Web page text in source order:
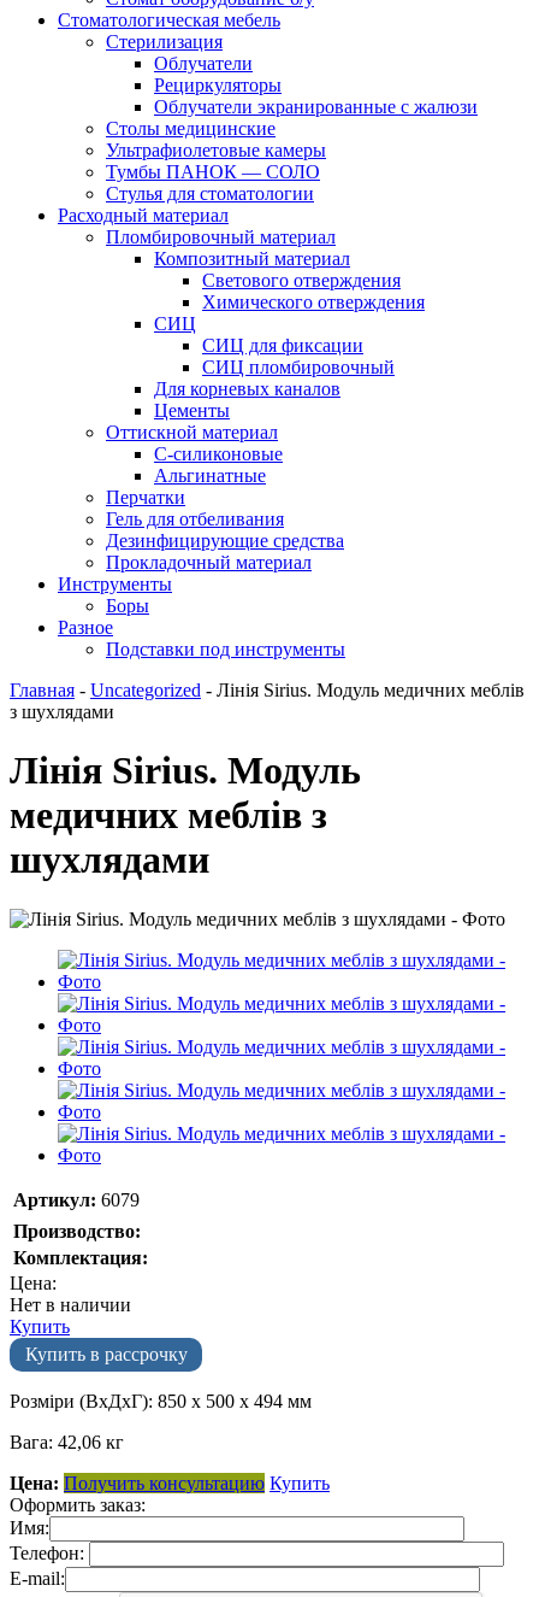
Стоматологическая мебель
Стерилизация
Облучатели
Рециркуляторы
Облучатели экранированные с жалюзи
Столы медицинские
Ультрафиолетовые камеры
Тумбы ПАНОК — СОЛО
Стулья для стоматологии
Расходный материал
Пломбировочный материал
Композитный материал
Светового отверждения
Химического отверждения
СИЦ
СИЦ для фиксации
СИЦ пломбировочный
Для корневых каналов
Цементы
Оттискной материал
С-силиконовые
Альгинатные
Перчатки
Гель для отбеливания
Дезинфицирующие средства
Прокладочный материал
Инструменты
Боры
Разное
Подставки под инструменты
Главная - Uncategorized - Лінія Sirius. Модуль медичних меблів
з шухлядами
Лінія Sirius. Модуль
медичних меблів з
шухлядами
Артикул: 6079
Производство:
Комплектация:
Цена:
Нет в наличии
Купить
Купить в рассрочку
Розміри (ВхДхГ): 850 х 500 х 494 мм
Вага: 42,06 кг
Цена: Получить консультацию Купить
Оформить заказ:
Имя:
Телефон:
E-mail: